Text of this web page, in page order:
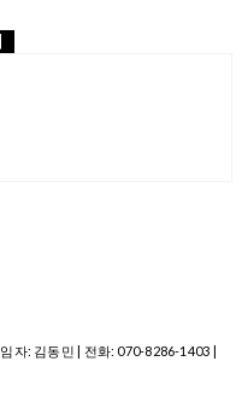
자: 김동민 | 전화: 070-8286-1403 |